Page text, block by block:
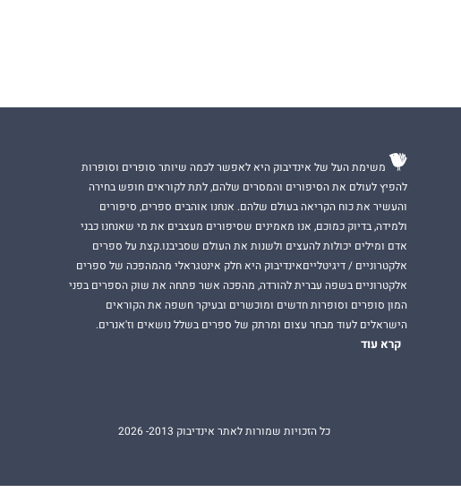
משימת העל של אינדיבוק היא לאפשר לכמה שיותר סופרים וסופרות
להפיץ לעולם את הסיפורים והמסרים שלהם, לתת לקוראים חופש בחירה
והעשיר את כוח הקריאה בעולם שלהם. אנחנו אוהבים ספרים, סיפורים
ולמידה, בדיוק כמוכם, אנו מאמינים שסיפורים מעצבים את מי שאנחנו כבני
אדם ומילים יכולות להעצים ולשנות את העולם שסביבנו.קצת על ספרים
אלקטרוניים / דיגיטלייםאינדיבוק היא חלק אינטגראלי מהמהפכה של ספרים
אלקטרוניים בשפה עברית להורדה, מהפכה אשר פתחה את שוק הספרים בפני
המון סופרים וסופרות חדשים ומוכשרים ובעיקר חשפה את הקוראים
הישראלים לעוד מבחר עצום ומרתק של ספרים בשלל נושאים וז'אנרים.
קרא עוד
כל הזכויות שמורות לאתר אינדיבוק 2013- 2026